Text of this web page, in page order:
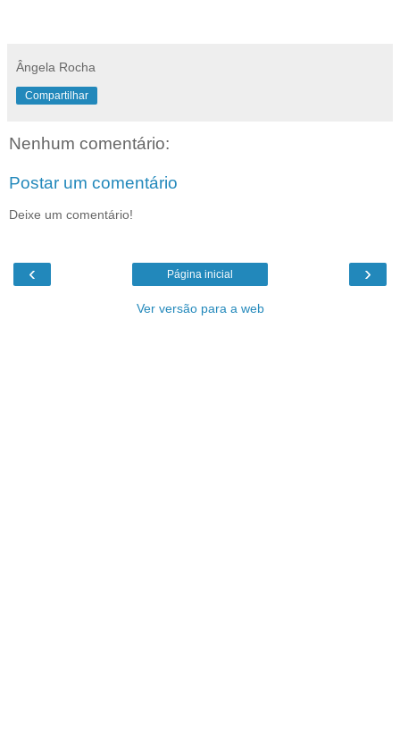
Ângela Rocha
Compartilhar
Nenhum comentário:
Postar um comentário
Deixe um comentário!
‹ ›
Página inicial
Ver versão para a web